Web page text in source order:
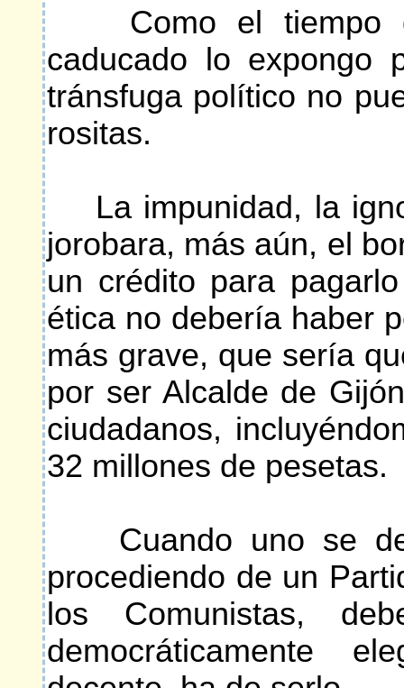
Como el tiempo
caducado lo expongo
tránsfuga político no
rositas.
La impunidad, la
jorobara, más aún, el
un crédito para
ética no debería haber
más grave, que sería
por ser Alcalde de
ciudadanos,
32 millones de pesetas.
Cuando uno se
procediendo de un
los Comunistas,
democráticamente